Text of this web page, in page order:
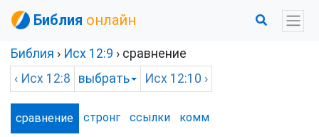
Библия онлайн
Библия › Исх 12:9 › сравнение
‹ Исх 12:8 выбрать Исх 12:10 ›
сравнение стронг ссылки комм